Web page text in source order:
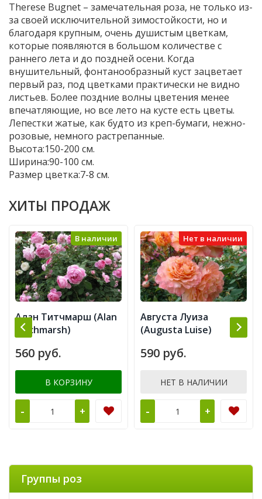
Therese Bugnet – замечательная роза, не только из-
за своей исключительной зимостойкости, но и
благодаря крупным, очень душистым цветкам,
которые появляются в большом количестве с
раннего лета и до поздней осени. Когда
внушительный, фонтанообразный куст зацветает
первый раз, под цветками практически не видно
листьев. Более поздние волны цветения менее
впечатляющие, но все лето на кусте есть цветы.
Лепестки жатые, как будто из креп-бумаги, нежно-
розовые, немного растрепанные.
Высота:150-200 см.
Ширина:90-100 см.
Размер цветка:7-8 см.
ХИТЫ ПРОДАЖ
В наличии
Алан Титчмарш (Alan
Titchmarsh)
560 руб.
В КОРЗИНУ
- +
Нет в наличии
Августа Луиза
(Augusta Luise)
590 руб.
НЕТ В НАЛИЧИИ
- +
Группы роз